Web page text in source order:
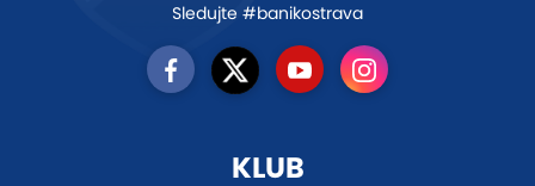
Sledujte #banikostrava
KLUB